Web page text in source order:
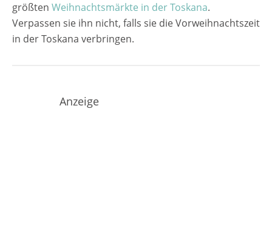
größten Weihnachtsmärkte in der Toskana.
Verpassen sie ihn nicht, falls sie die Vorweihnachtszeit
in der Toskana verbringen.
Anzeige